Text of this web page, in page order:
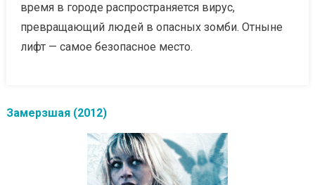
время в городе распространяется вирус,
превращающий людей в опасных зомби. Отныне
лифт — самое безопасное место.
Замерзшая (2012)